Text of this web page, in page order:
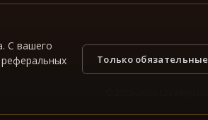
С вашего
Только обязательные